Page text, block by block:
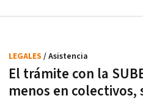
El trámite con la
menos en colectivos,
LEGALES / Asistencia